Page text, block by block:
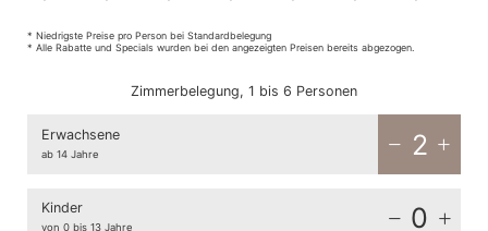
* Niedrigste Preise pro Person bei Standardbelegung
* Alle Rabatte und Specials wurden bei den angezeigten Preisen bereits abgezogen.
Zimmerbelegung, 1 bis 6 Personen
Erwachsene
ab 14 Jahre 2
Kinder
von 0 bis 13 Jahre 0